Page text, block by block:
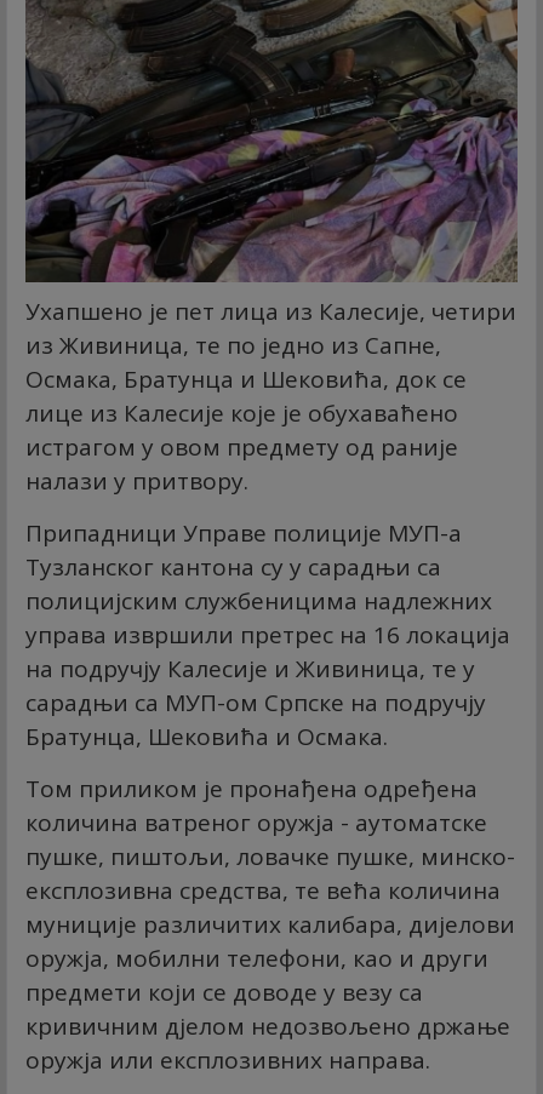
Ухапшено је пет лица из Калесије, четири
из Живиница, те по једно из Сапне,
Осмака, Братунца и Шековића, док се
лице из Калесије које је обухаваћено
истрагом у овом предмету од раније
налази у притвору.
Припадници Управе полиције МУП-а
Тузланског кантона су у сарадњи са
полицијским службеницима надлежних
управа извршили претрес на 16 локација
на подручју Калесије и Живиница, те у
сарадњи са МУП-ом Српске на подручју
Братунца, Шековића и Осмака.
Том приликом је пронађена одређена
количина ватреног оружја - аутоматске
пушке, пиштољи, ловачке пушке, минско-
експлозивна средства, те већа количина
муниције различитих калибара, дијелови
оружја, мобилни телефони, као и други
предмети који се доводе у везу са
кривичним дјелом недозвољено држање
оружја или експлозивних направа.